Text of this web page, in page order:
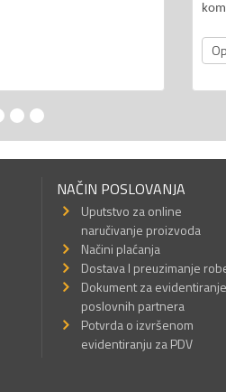
NAČIN POSLOVANJA
Uputstvo za online
naručivanje proizvoda
Načini plaćanja
Dostava I preuzimanje
Dokument za evidentiranje
poslovnih partnera
Potvrda o izvršenom
evidentiranju za PDV